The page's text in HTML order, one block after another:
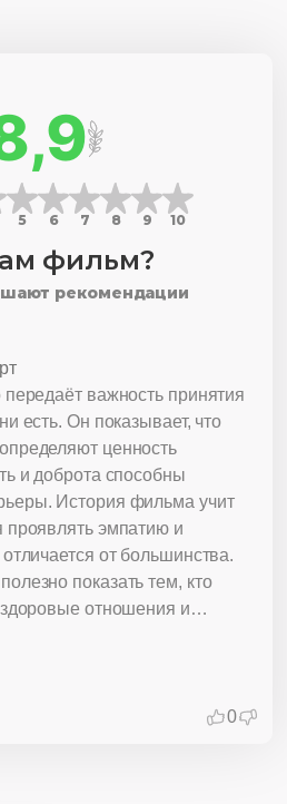
5 6 7 8 9 10
фильм?
рекомендации
важность принятия
есть. Он показывает, что
ценность
и доброта способны
История фильма учит
проявлять эмпатию и
от большинства.
показать тем, кто
здоровые отношения и
0